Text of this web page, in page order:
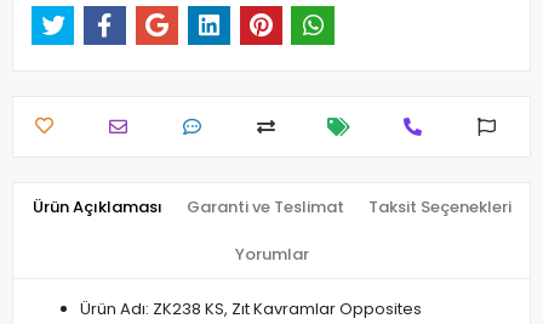
Ürün Açıklaması Garanti ve Teslimat Taksit Seçenekleri
Yorumlar
Ürün Adı: ZK238 KS, Zıt Kavramlar Opposites